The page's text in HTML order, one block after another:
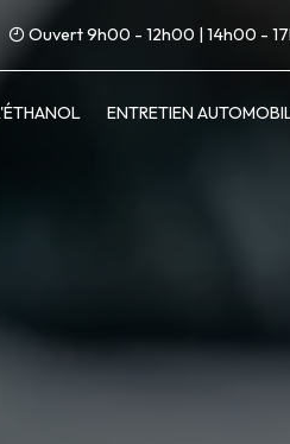
Ouvert 9h00 - 12h00 | 14h00 -
ENTRETIEN